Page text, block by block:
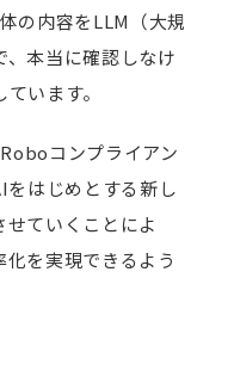
の内容をLLM（大規
本当に確認しなけ
います。
コンプライアン
をはじめとする新し
ていくことによ
を実現できるよう